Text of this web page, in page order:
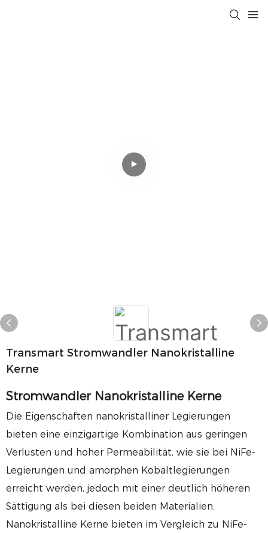
Transmart Stromwandler Nanokristalline
Kerne
Stromwandler Nanokristalline Kerne
Die Eigenschaften nanokristalliner Legierungen
bieten eine einzigartige Kombination aus geringen
Verlusten und hoher Permeabilität, wie sie bei NiFe-
Legierungen und amorphen Kobaltlegierungen
erreicht werden, jedoch mit einer deutlich höheren
Sättigung als bei diesen beiden Materialien.
Nanokristalline Kerne bieten im Vergleich zu NiFe-